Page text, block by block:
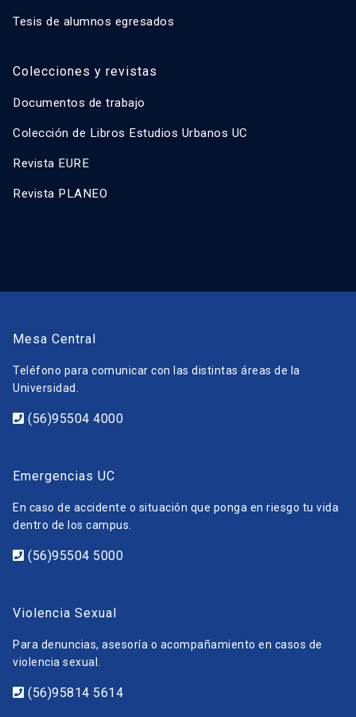
Tesis de alumnos egresados
Colecciones y revistas
Documentos de trabajo
Colección de Libros Estudios Urbanos UC
Revista EURE
Revista PLANEO
Mesa Central
Teléfono para comunicar con las distintas áreas de la
Universidad.
(56)95504 4000
Emergencias UC
En caso de accidente o situación que ponga en riesgo tu vida
dentro de los campus.
(56)95504 5000
Violencia Sexual
Para denuncias, asesoría o acompañamiento en casos de
violencia sexual.
(56)95814 5614